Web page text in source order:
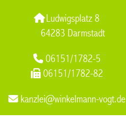
Ludwigsplatz 8
64283 Darmstadt
06151/1782-5
06151/1782-82
kanzlei@winkelmann-vogt.de